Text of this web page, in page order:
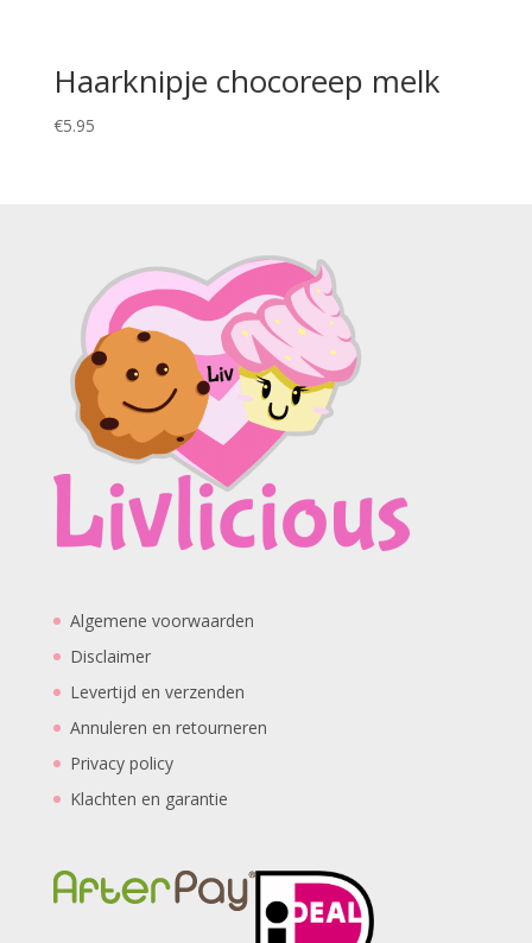
Haarknipje chocoreep melk
€5.95
Algemene voorwaarden
Disclaimer
Levertijd en verzenden
Annuleren en retourneren
Privacy policy
Klachten en garantie